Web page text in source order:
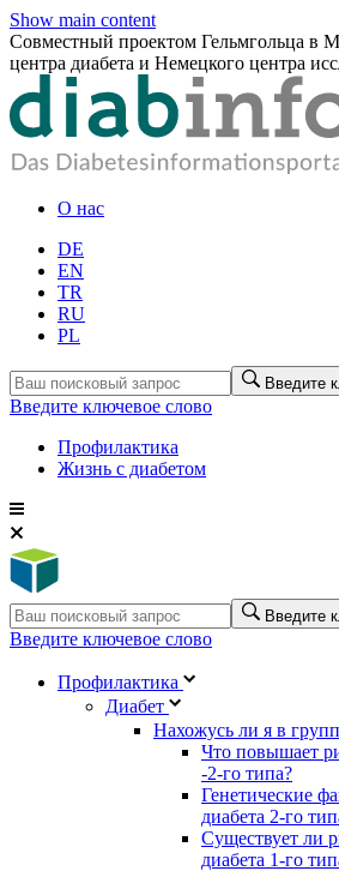
Show main content
Совместный проектом Гельмгольца в
центра диабета и Немецкого центра
О нас
DE
EN
TR
RU
PL
Введите
Введите ключевое слово
Профилактика
Жизнь с диабетом
Введите
Введите ключевое слово
Профилактика
Диабет
Нахожусь ли я в
Что повышает
-2-го типа?
Генетические
диабета 2-го
Существует ли
диабета 1-го